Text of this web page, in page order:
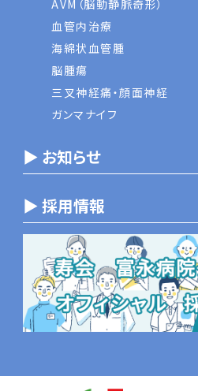
AVM（脳動静脈奇形）
血管内治療
海綿状血管腫
脳腫瘍
三叉神経痛・顔面神経
ガンマナイフ
▶ お知らせ
▶ 採用情報